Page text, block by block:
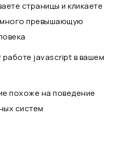
страницы и кликаете
превышающую
javascript в вашем
похоже на поведение
систем